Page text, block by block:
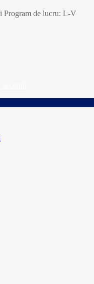
Program de lucru: L-V